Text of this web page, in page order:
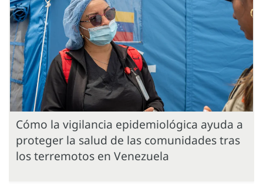
Cómo la vigilancia epidemiológica ayuda a
proteger la salud de las comunidades tras
los terremotos en Venezuela